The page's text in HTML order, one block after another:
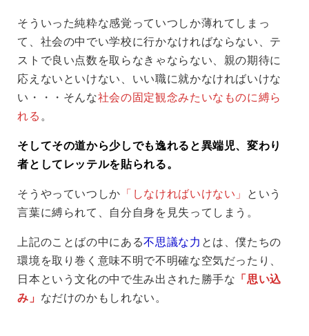
そういった純粋な感覚っていつしか薄れてしまっ
て、社会の中でい学校に行かなければならない、テ
ストで良い点数を取らなきゃならない、親の期待に
応えないといけない、いい職に就かなければいけな
い・・・そんな社会の固定観念みたいなものに縛ら
れる 。
そしてその道から少しでも逸れると異端児、変わり
者としてレッテルを貼られる。
そうやっていつしか 「しなければいけない」
という
言葉に縛られて、自分自身を見失ってしまう。
上記のことばの中にある不思議な力 とは、僕たちの
環境を取り巻く意味不明で不明確な空気だったり、
日本という文化の中で生み出された勝手な 「思い込
み」 なだけのかもしれない。